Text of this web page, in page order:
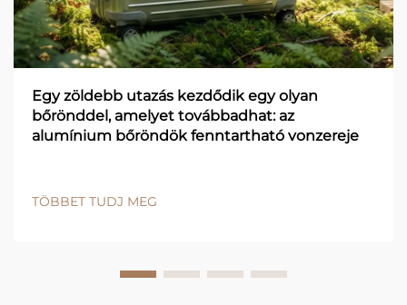
Egy zöldebb utazás kezdődik egy olyan
bőrönddel, amelyet továbbadhat: az
alumínium bőröndök fenntartható vonzereje
TÖBBET TUDJ MEG